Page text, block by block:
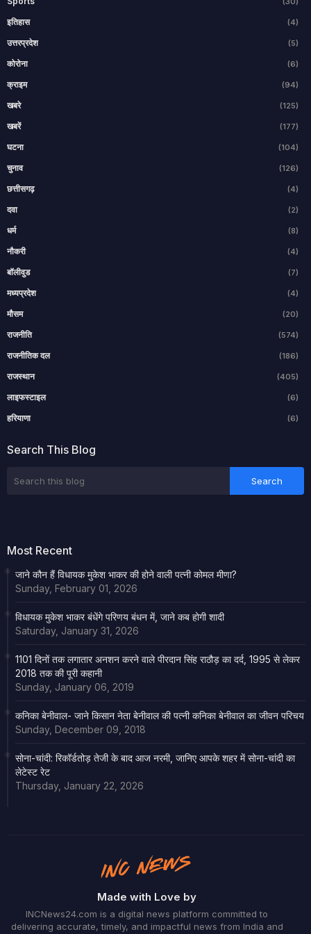
इतिहास (4)
उत्तरप्रदेश (5)
कोरोना (6)
क्राइम (94)
खबरे (125)
खबरें (177)
घटना (104)
चुनाव (126)
छत्तीसगढ़ (4)
दवा (2)
धर्म (8)
नौकरी (4)
बॉलीवुड (7)
मध्यप्रदेश (4)
मौसम (20)
राजनीति (574)
राजनीतिक दल (186)
राजस्थान (405)
लाइफस्टाइल (6)
हरियाणा (6)
Search This Blog
Most Recent
जाने कौन हैं विधायक मुकेश भाकर की होने वाली पत्नी कोमल मीणा?
Sunday, February 01, 2026
विधायक मुकेश भाकर बंधेंगे परिणय बंधन में, जाने कब होगी शादी
Saturday, January 31, 2026
1101 दिनों तक लगातार अनशन करने वाले पीरदान सिंह राठौड़ का दर्द, 1995 से लेकर
2018 तक की पूरी कहानी
Sunday, January 06, 2019
कनिका बेनीवाल- जाने किसान नेता बेनीवाल की पत्नी कनिका बेनीवाल का जीवन परिचय
Sunday, December 09, 2018
सोना-चांदी: रिकॉर्डतोड़ तेजी के बाद आज नरमी, जानिए आपके शहर में सोना-चांदी का
लेटेस्ट रेट
Thursday, January 22, 2026
Made with Love by
INCNews24.com is a digital news platform committed to
delivering accurate, timely, and impactful news from India and